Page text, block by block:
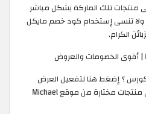
تلك الماركة بشكل مباشر
ولا تنسى إستخدام كود خصم مايكل
الكرام.
؟ إضغط هنا لتفعيل العرض
والتمتع بخصم بقيمة 50% على منتجات مختارة من موقع Michael